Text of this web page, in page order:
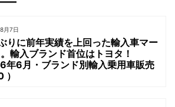
月7日
りに前年実績を上回った輸入車マー
輸入ブランド首位はトヨタ！
年6月・ブランド別輸入乗用車販売
）